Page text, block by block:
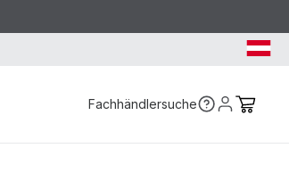
Fachhändlersuche